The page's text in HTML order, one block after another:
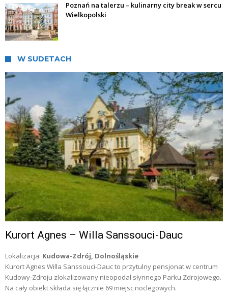
Poznań na talerzu – kulinarny city break w sercu
Wielkopolski
W SUDETACH
Kurort Agnes – Willa Sanssouci-Dauc
Lokalizacja: Kudowa-Zdrój, Dolnośląskie
Kurort Agnes Willa Sanssouci-Dauc to przytulny pensjonat w centrum
Kudowy-Zdroju zlokalizowany nieopodal słynnego Parku Zdrojowego.
Na cały obiekt składa się łącznie 69 miejsc noclegowych.